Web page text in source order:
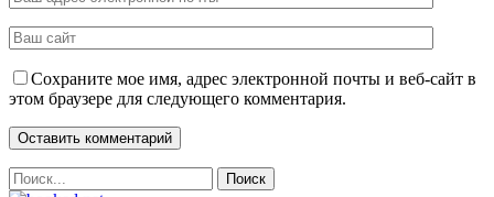
Сохраните мое имя, адрес электронной почты и веб-сайт в
этом браузере для следующего комментария.